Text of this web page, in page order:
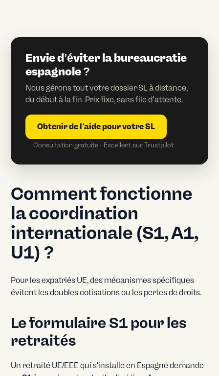
Envie d’éviter la bureaucratie
espagnole ?
Nous gérons tout votre dossier SL à distance,
du début à la fin. Prix fixe, sans file d’attente.
Obtenir de l’aide pour votre SL
Consultation gratuite · Excellent sur Trustpilot
Comment fonctionne
la coordination
internationale (S1, A1,
U1) ?
Pour les expatriés UE, des mécanismes spécifiques
évitent les doubles cotisations ou les pertes de droits.
Le formulaire S1 pour les
retraités
Un retraité UE/EEE qui s'installe en Espagne demande